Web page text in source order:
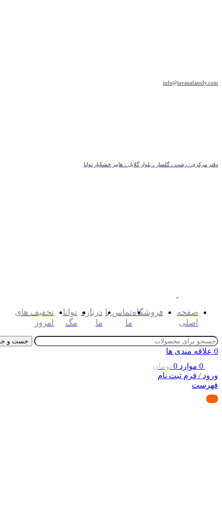
info@tavanafamily.com
دفتر مرکزی : رشت ، گلسار ، بلوار گلایل ، هایپر خشکبار توانا
صفحه
اصلی
فروشگاهتماس با
ما
درباره
ما
توانا
مگ
تخفیف های
امروز
جست و
0 علاقه مندی ها
0 موارد 0 تومان
ورود / فرم ثبت نام
فهرست